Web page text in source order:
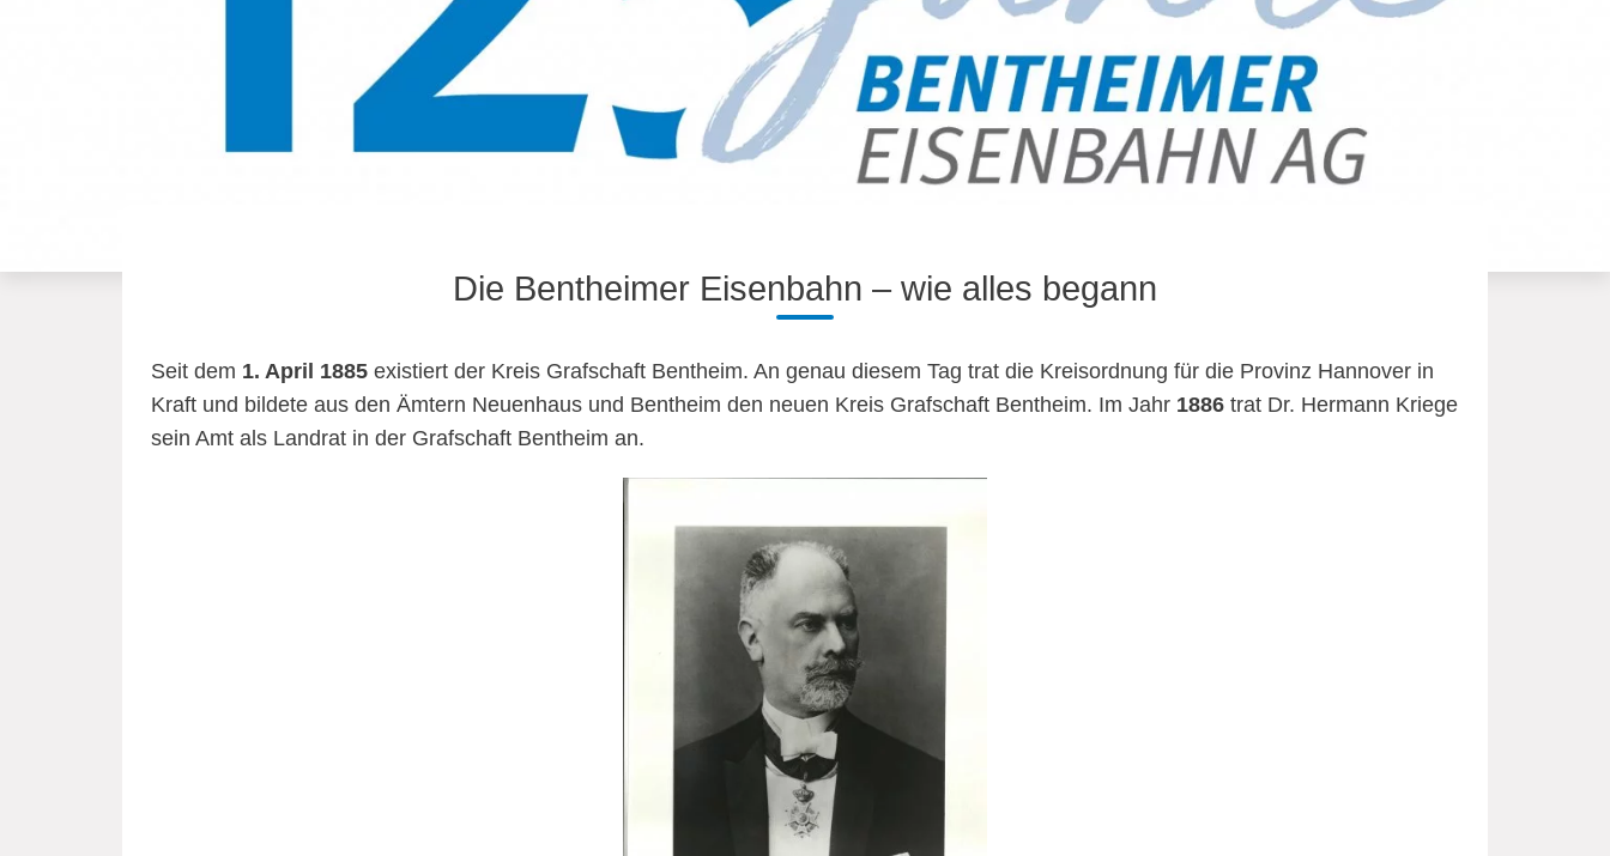
Die Bentheimer Eisenbahn – wie alles begann
Seit dem 1. April 1885 existiert der Kreis Grafschaft Bentheim. An genau diesem Tag trat die Kreisordnung für die Provinz Hannover in
Kraft und bildete aus den Ämtern Neuenhaus und Bentheim den neuen Kreis Grafschaft Bentheim. Im Jahr 1886 trat Dr. Hermann Kriege
sein Amt als Landrat in der Grafschaft Bentheim an.